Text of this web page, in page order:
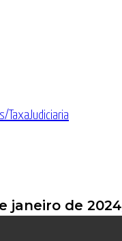
TaxaJudiciaria
janeiro de 2024